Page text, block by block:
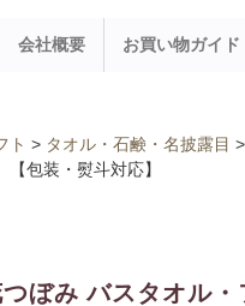
会社概要 お買い物ガイド
ト > タオル・石鹸・名披露目 >
包装・熨斗対応】
ぼみ バスタオル